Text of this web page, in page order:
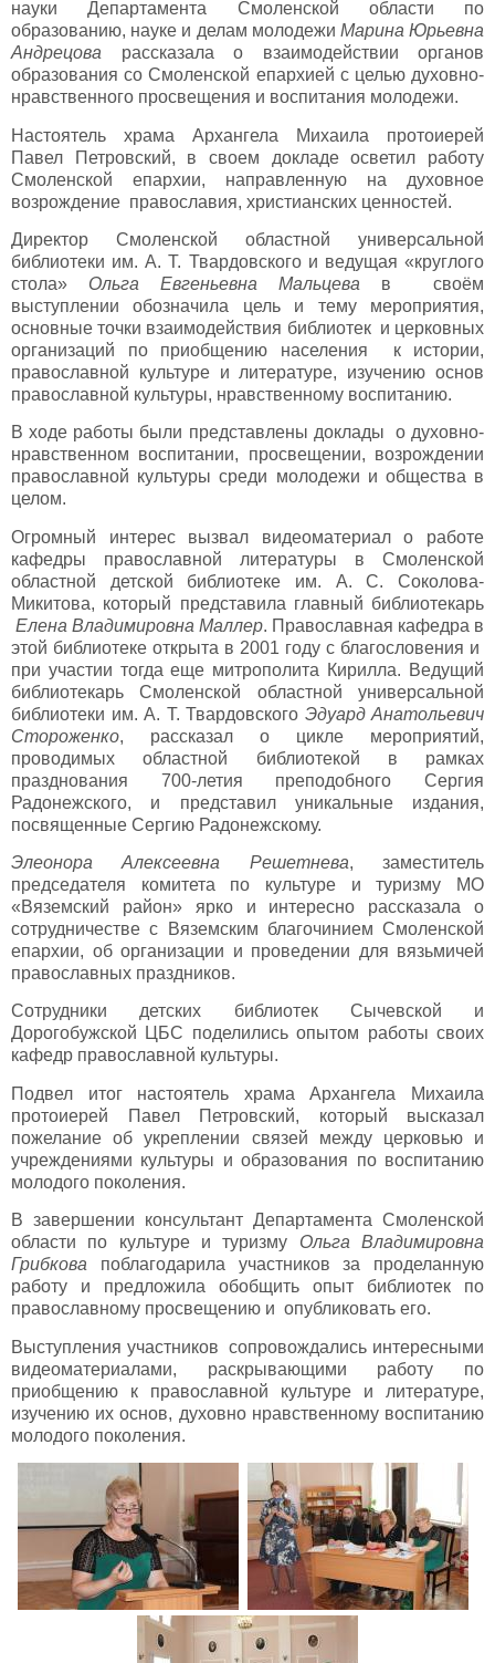
науки Департамента Смоленской области по
образованию, науке и делам молодежи Марина Юрьевна
Андрецова рассказала о взаимодействии органов
образования со Смоленской епархией с целью духовно-
нравственного просвещения и воспитания молодежи.
Настоятель храма Архангела Михаила протоиерей
Павел Петровский, в своем докладе осветил работу
Смоленской епархии, направленную на духовное
возрождение православия, христианских ценностей.
Директор Смоленской областной универсальной
библиотеки им. А. Т. Твардовского и ведущая «круглого
стола» Ольга Евгеньевна Мальцева в своём
выступлении обозначила цель и тему мероприятия,
основные точки взаимодействия библиотек и церковных
организаций по приобщению населения к истории,
православной культуре и литературе, изучению основ
православной культуры, нравственному воспитанию.
В ходе работы были представлены доклады о духовно-
нравственном воспитании, просвещении, возрождении
православной культуры среди молодежи и общества в
целом.
Огромный интерес вызвал видеоматериал о работе
кафедры православной литературы в Смоленской
областной детской библиотеке им. А. С. Соколова-
Микитова, который представила главный библиотекарь
Елена Владимировна Маллер. Православная кафедра в
этой библиотеке открыта в 2001 году с благословения и
при участии тогда еще митрополита Кирилла. Ведущий
библиотекарь Смоленской областной универсальной
библиотеки им. А. Т. Твардовского Эдуард Анатольевич
Стороженко, рассказал о цикле мероприятий,
проводимых областной библиотекой в рамках
празднования 700-летия преподобного Сергия
Радонежского, и представил уникальные издания,
посвященные Сергию Радонежскому.
Элеонора Алексеевна Решетнева, заместитель
председателя комитета по культуре и туризму МО
«Вяземский район» ярко и интересно рассказала о
сотрудничестве с Вяземским благочинием Смоленской
епархии, об организации и проведении для вязьмичей
православных праздников.
Сотрудники детских библиотек Сычевской и
Дорогобужской ЦБС поделились опытом работы своих
кафедр православной культуры.
Подвел итог настоятель храма Архангела Михаила
протоиерей Павел Петровский, который высказал
пожелание об укреплении связей между церковью и
учреждениями культуры и образования по воспитанию
молодого поколения.
В завершении консультант Департамента Смоленской
области по культуре и туризму Ольга Владимировна
Грибкова поблагодарила участников за проделанную
работу и предложила обобщить опыт библиотек по
православному просвещению и опубликовать его.
Выступления участников сопровождались интересными
видеоматериалами, раскрывающими работу по
приобщению к православной культуре и литературе,
изучению их основ, духовно нравственному воспитанию
молодого поколения.